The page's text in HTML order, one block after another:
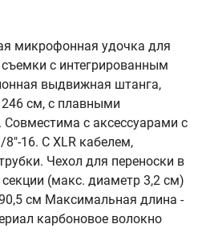
микрофонная удочка для
с интегрированным
выдвижная штанга,
см, с плавными
с аксессуарами с
16. С XLR кабелем,
Чехол для переноски в
(макс. диаметр 3,2 см)
см Максимальная длина -
карбоновое волокно